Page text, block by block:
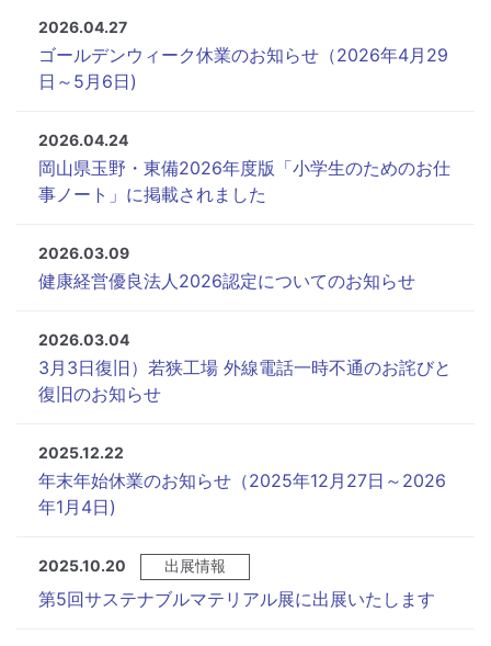
2026.04.27
ゴールデンウィーク休業のお知らせ（2026年4月29
日～5月6日)
2026.04.24
岡山県玉野・東備2026年度版「小学生のためのお仕
事ノート」に掲載されました
2026.03.09
健康経営優良法人2026認定についてのお知らせ
2026.03.04
3月3日復旧）若狭工場 外線電話一時不通のお詫びと
復旧のお知らせ
2025.12.22
年末年始休業のお知らせ（2025年12月27日～2026
年1月4日)
2025.10.20 出展情報
第5回サステナブルマテリアル展に出展いたします